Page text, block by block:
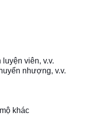
viên, v.v.
nhượng, v.v.
khác